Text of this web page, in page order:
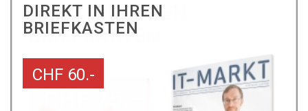
DIREKT IN IHREN
BRIEFKASTEN
CHF 60.-